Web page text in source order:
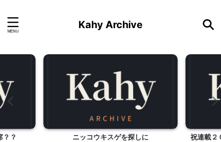
Kahy Archive
？？ ニッコウキスゲを探しに 祝連載２